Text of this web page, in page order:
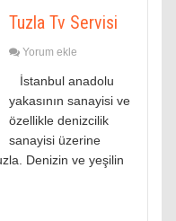
Tuzla Tv Servisi
Yorum ekle
İstanbul anadolu
yakasının sanayisi ve
özellikle denizcilik
sanayisi üzerine
Denizin ve yeşilin